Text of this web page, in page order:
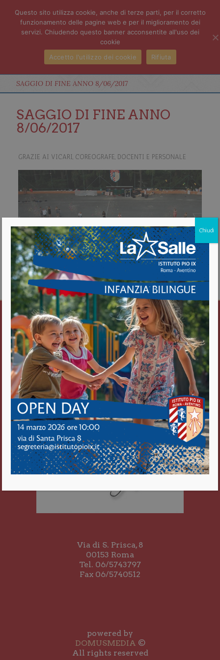
SAGGIO DI FINE ANNO 8/06/2017
SAGGIO DI FINE ANNO
8/06/2017
GRAZIE AI VICARI, COREOGRAFE, DOCENTI E PERSONALE
Istituto Pio IX
Roma Aventino
Fratelli delle Scuole Cristiane
Via di S. Prisca, 8
00153 Roma
Tel. 06/5743797
Fax 06/5740512
powered by
DOMUSMEDIA ©
All rights reserved
Chiudi
Questo sito utilizza cookie, anche di terze parti, per il corretto
funzionamento delle pagine web e per il miglioramento dei
servizi. Chiudendo questo banner acconsentite all'uso dei
cookie
Accetto l'utilizzo dei cookie
Rifiuta